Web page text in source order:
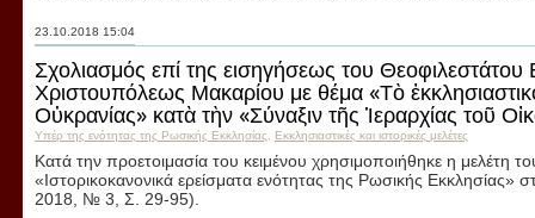
23.10.2018 15:04
Σχολιασμός επί της εισηγήσεως του
Χριστουπόλεως Μακαρίου με θέμα «Τὸ
Οὐκρανίας» κατὰ τὴν «Σύναξιν τῆς Ἱεραρχίας τοῦ
Υπέρ της ενότητας της Ρωσικής Εκκλησίας Εκκλησιαστικές και ιστορικές μελέτες
Κατά την προετοιμασία του κειμένου χρησιμοποιήθηκε η μελέτη
«Ιστορικοκανονικά ερείσματα ενότητας της Ρωσικής Εκκλησίας»
2018, № 3, Σ. 29-95).